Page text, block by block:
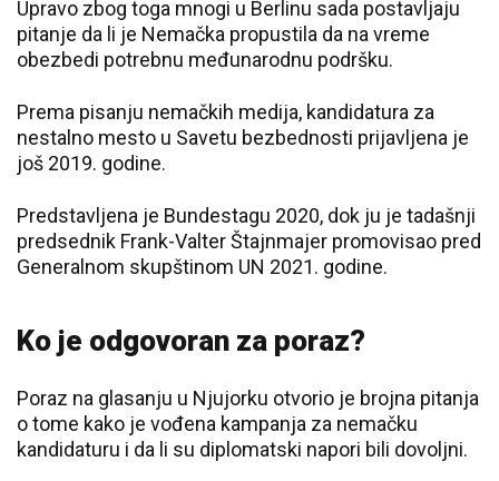
Upravo zbog toga mnogi u Berlinu sada postavljaju
pitanje da li je Nemačka propustila da na vreme
obezbedi potrebnu međunarodnu podršku.
Prema pisanju nemačkih medija, kandidatura za
nestalno mesto u Savetu bezbednosti prijavljena je
još 2019. godine.
Predstavljena je Bundestagu 2020, dok ju je tadašnji
predsednik Frank-Valter Štajnmajer promovisao pred
Generalnom skupštinom UN 2021. godine.
Ko je odgovoran za poraz?
Poraz na glasanju u Njujorku otvorio je brojna pitanja
o tome kako je vođena kampanja za nemačku
kandidaturu i da li su diplomatski napori bili dovoljni.